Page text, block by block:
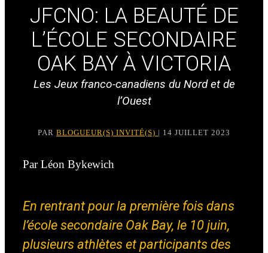
JFCNO: LA BEAUTÉ DE
L’ÉCOLE SECONDAIRE
OAK BAY À VICTORIA
Les Jeux franco-canadiens du Nord et de
l’Ouest
PAR BLOGUEUR(S) INVITÉ(S) | 14 JUILLET 2023
ParLéon Bykewich
En rentrant pour la première fois dans
l’école secondaire Oak Bay, le 10 juin,
plusieurs athlètes et participants des